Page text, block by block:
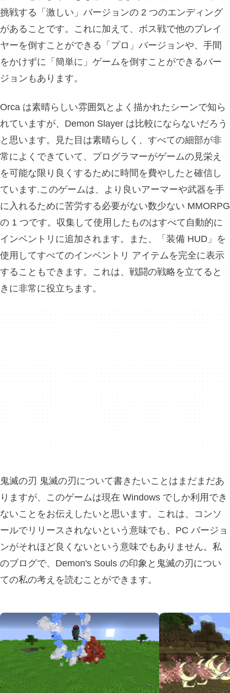
挑戦する「激しい」バージョンの 2 つのエンディング
があることです。これに加えて、ボス戦で他のプレイ
ヤーを倒すことができる「プロ」バージョンや、手間
をかけずに「簡単に」ゲームを倒すことができるバー
ジョンもあります。
Orca は素晴らしい雰囲気とよく描かれたシーンで知ら
れていますが、Demon Slayer は比較にならないだろう
と思います。見た目は素晴らしく、すべての細部が非
常によくできていて、プログラマーがゲームの見栄え
を可能な限り良くするために時間を費やしたと確信し
ています.このゲームは、より良いアーマーや武器を手
に入れるために苦労する必要がない数少ない MMORPG
の 1 つです。収集して使用したものはすべて自動的に
インベントリに追加されます。また、「装備 HUD」を
使用してすべてのインベントリ アイテムを完全に表示
することもできます。これは、戦闘の戦略を立てると
きに非常に役立ちます。
鬼滅の刃 鬼滅の刃について書きたいことはまだまだあ
りますが、このゲームは現在 Windows でしか利用でき
ないことをお伝えしたいと思います。これは、コンソ
ールでリリースされないという意味でも、PC バージョ
ンがそれほど良くないという意味でもありません。私
のブログで、Demon's Souls の印象と鬼滅の刃につい
ての私の考えを読むことができます。